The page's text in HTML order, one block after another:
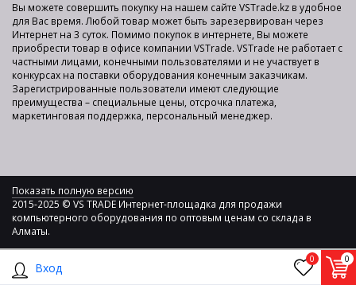
Вход
0 0
Вы можете совершить покупку на нашем сайте VSTrade.kz в удобное
для Вас время. Любой товар может быть зарезервирован через
Интернет на 3 суток. Помимо покупок в интернете, Вы можете
приобрести товар в офисе компании VSTrade. VSTrade не работает с
частными лицами, конечными пользователями и не участвует в
конкурсах на поставки оборудования конечным заказчикам.
Зарегистрированные пользователи имеют следующие
преимущества – специальные цены, отсрочка платежа,
маркетинговая поддержка, персональный менеджер.
Показать полную версию
2015-2025 © VS TRADE Интернет-площадка для продажи
компьютерного оборудования по оптовым ценам со склада в
Алматы.